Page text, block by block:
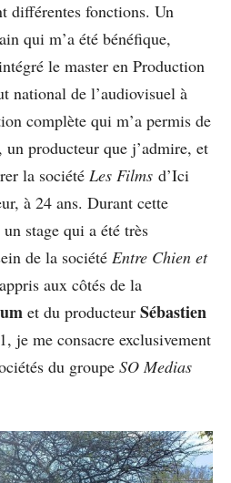
différentes fonctions. Un
qui m’a été bénéfique,
le master en Production
national de l’audiovisuel à
complète qui m’a permis de
, un producteur que j’admire, et
la société Les Films d’Ici
à 24 ans. Durant cette
stage qui a été très
de la société Entre Chien et
aux côtés de la
et du producteur Sébastien
je me consacre exclusivement
du groupe SO Medias